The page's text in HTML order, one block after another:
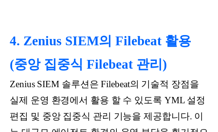
4. Zenius SIEM의 Filebeat 활용
(중앙 집중식 Filebeat 관리)
Zenius SIEM 솔루션은 Filebeat의 기술적 장점을
실제 운영 환경에서 활용 할 수 있도록 YML 설정
편집 및 중앙 집중식 관리 기능을 제공합니다. 이